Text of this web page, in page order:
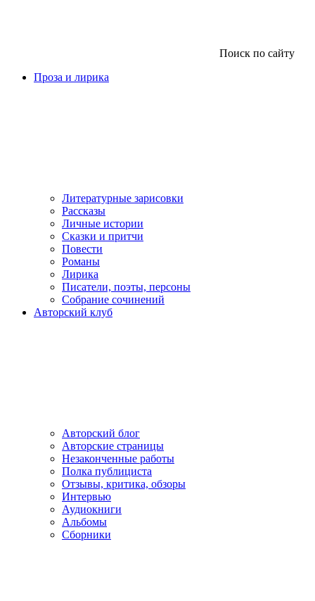
Поиск по сайту
Проза и лирика
Литературные зарисовки
Рассказы
Личные истории
Сказки и притчи
Повести
Романы
Лирика
Писатели, поэты, персоны
Собрание сочинений
Авторский клуб
Авторский блог
Авторские страницы
Незаконченные работы
Полка публициста
Отзывы, критика, обзоры
Интервью
Аудиокниги
Альбомы
Сборники